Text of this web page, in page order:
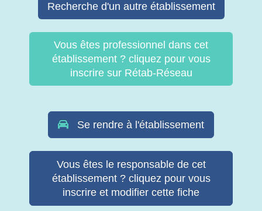
Recherche d'un autre établissement
Vous êtes professionnel dans cet
établissement ? cliquez pour vous
inscrire sur Rétab-Réseau
Se rendre à l'établissement
Vous êtes le responsable de cet
établissement ? cliquez pour vous
inscrire et modifier cette fiche